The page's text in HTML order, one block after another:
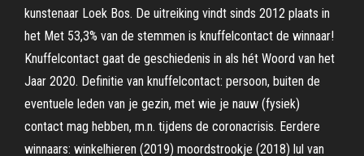
kunstenaar Loek Bos. De uitreiking vindt sinds 2012 plaats in
het Met 53,3% van de stemmen is knuffelcontact de winnaar!
Knuffelcontact gaat de geschiedenis in als hét Woord van het
Jaar 2020. Definitie van knuffelcontact: persoon, buiten de
eventuele leden van je gezin, met wie je nauw (fysiek)
contact mag hebben, m.n. tijdens de coronacrisis. Eerdere
winnaars: winkelhieren (2019) moordstrookje (2018) lul van